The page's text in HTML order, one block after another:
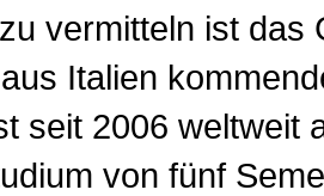
vermitteln ist das
Italien
seit 2006 weltweit
von fünf